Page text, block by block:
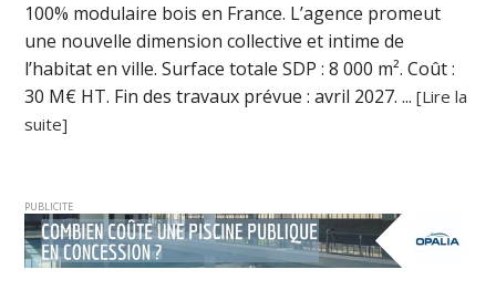
100% modulaire bois en France. L’agence promeut
une nouvelle dimension collective et intime de
l’habitat en ville. Surface totale SDP : 8 000 m². Coût :
30 M€ HT. Fin des travaux prévue : avril 2027. ...[Lire la
suite]
PUBLICITE